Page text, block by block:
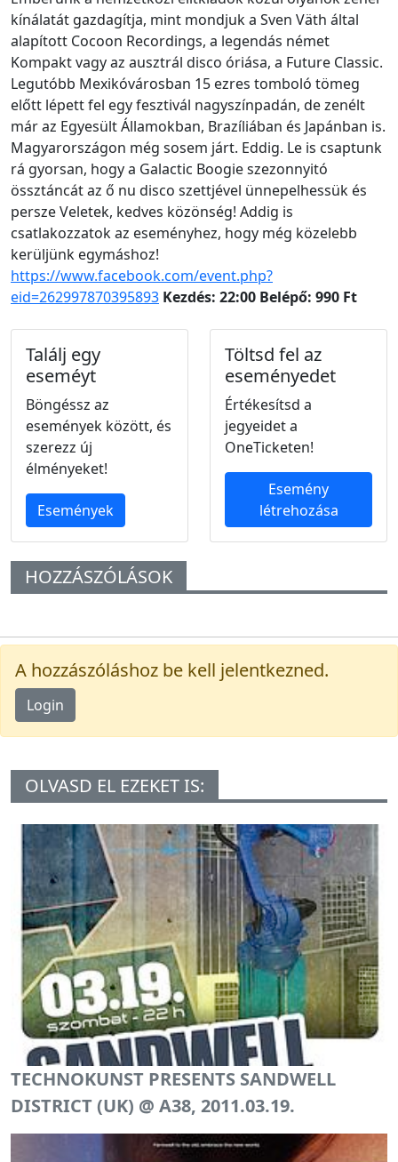
kínálatát gazdagítja, mint mondjuk a Sven Väth által
alapított Cocoon Recordings, a legendás német
Kompakt vagy az ausztrál disco óriása, a Future Classic.
Legutóbb Mexikóvárosban 15 ezres tomboló tömeg
előtt lépett fel egy fesztivál nagyszínpadán, de zenélt
már az Egyesült Államokban, Brazíliában és Japánban is.
Magyarországon még sosem járt. Eddig. Le is csaptunk
rá gyorsan, hogy a Galactic Boogie szezonnyitó
össztáncát az ő nu disco szettjével ünnepelhessük és
persze Veletek, kedves közönség! Addig is
csatlakozzatok az eseményhez, hogy még közelebb
kerüljünk egymáshoz!
https://www.facebook.com/event.php?
eid=262997870395893 Kezdés: 22:00 Belépő: 990 Ft
Találj egy
eseméyt
Böngéssz az
események között, és
szerezz új
élményeket!
Események
Töltsd fel az
eseményedet
Értékesítsd a
jegyeidet a
OneTicketen!
Esemény
létrehozása
HOZZÁSZÓLÁSOK
A hozzászóláshoz be kell jelentkezned.
Login
OLVASD EL EZEKET IS:
TECHNOKUNST PRESENTS SANDWELL
DISTRICT (UK) @ A38, 2011.03.19.